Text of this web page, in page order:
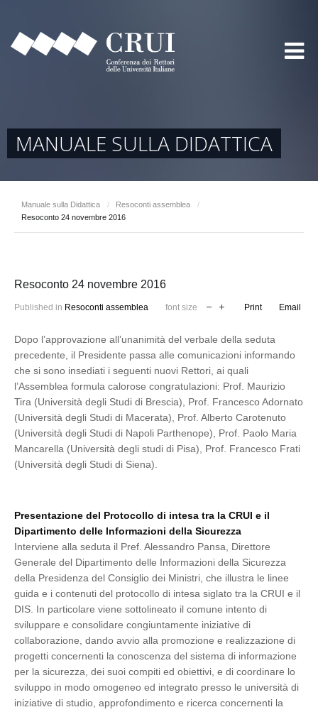
MANUALE SULLA DIDATTICA
Manuale sulla Didattica / Resoconti assemblea
/
Resoconto 24 novembre 2016
Resoconto 24 novembre 2016
Published in Resoconti assemblea font size Print Email
Dopo l’approvazione all’unanimità del verbale della seduta
precedente, il Presidente passa alle comunicazioni informando
che si sono insediati i seguenti nuovi Rettori, ai quali
l’Assemblea formula calorose congratulazioni: Prof. Maurizio
Tira (Università degli Studi di Brescia), Prof. Francesco Adornato
(Università degli Studi di Macerata), Prof. Alberto Carotenuto
(Università degli Studi di Napoli Parthenope), Prof. Paolo Maria
Mancarella (Università degli studi di Pisa), Prof. Francesco Frati
(Università degli Studi di Siena).
Presentazione del Protocollo di intesa tra la CRUI e il
Dipartimento delle Informazioni della Sicurezza
Interviene alla seduta il Pref. Alessandro Pansa, Direttore
Generale del Dipartimento delle Informazioni della Sicurezza
della Presidenza del Consiglio dei Ministri, che illustra le linee
guida e i contenuti del protocollo di intesa siglato tra la CRUI e il
DIS. In particolare viene sottolineato il comune intento di
sviluppare e consolidare congiuntamente iniziative di
collaborazione, dando avvio alla promozione e realizzazione di
progetti concernenti la conoscenza del sistema di informazione
per la sicurezza, dei suoi compiti ed obiettivi, e di coordinare lo
sviluppo in modo omogeneo ed integrato presso le università di
iniziative di studio, approfondimento e ricerca concernenti la